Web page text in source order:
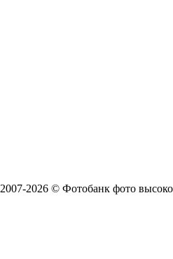
2007-2026 © Фотобанк фото